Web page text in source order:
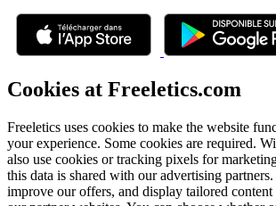
Cookies at Freeletics.com
Freeletics uses cookies to make the website
your experience. Some cookies are required.
also use cookies or tracking pixels for
this data is shared with our advertising
improve our offers, and display tailored content